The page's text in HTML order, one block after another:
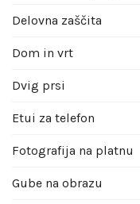
Delovna zaščita
Dom in vrt
Dvig prsi
Etui za telefon
Fotografija na platnu
Gube na obrazu